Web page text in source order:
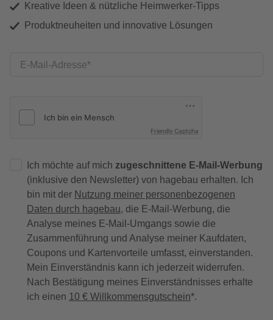
Kreative Ideen & nützliche Heimwerker-Tipps
Produktneuheiten und innovative Lösungen
E-Mail-Adresse
Friendly Captcha
Ich möchte auf mich zugeschnittene E-Mail-Werbung
(inklusive den Newsletter) von hagebau erhalten. Ich
bin mit der Nutzung meiner personenbezogenen
Daten durch hagebau, die E-Mail-Werbung, die
Analyse meines E-Mail-Umgangs sowie die
Zusammenführung und Analyse meiner Kaufdaten,
Coupons und Kartenvorteile umfasst, einverstanden.
Mein Einverständnis kann ich jederzeit widerrufen.
Nach Bestätigung meines Einverständnisses erhalte
ich einen 10 € Willkommensgutschein*.